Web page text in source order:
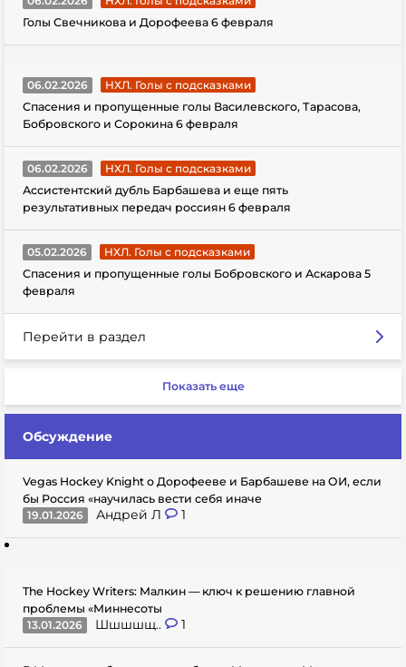
Голы Свечникова и Дорофеева 6 февраля
06.02.2026
НХЛ. Голы с подсказками
Спасения и пропущенные голы Василевского, Тарасова,
Бобровского и Сорокина 6 февраля
06.02.2026
НХЛ. Голы с подсказками
Ассистентский дубль Барбашева и еще пять
результативных передач россиян 6 февраля
05.02.2026
НХЛ. Голы с подсказками
Спасения и пропущенные голы Бобровского и Аскарова 5
февраля
Перейти в раздел
Показать еще
Обсуждение
Vegas Hockey Knight о Дорофееве и Барбашеве на ОИ, если
бы Россия «научилась вести себя иначе
19.01.2026
Андрей Л 1
The Hockey Writers: Малкин — ключ к решению главной
проблемы «Миннесоты
13.01.2026
Шшшшщ.. 1